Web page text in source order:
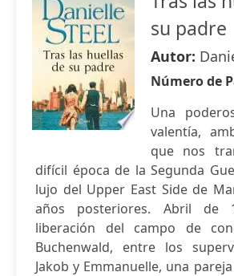
su padre
Autor:
Número de
Una
valentía,
que nos
difícil época de la Segunda
lujo del Upper East Side de
años posteriores. Abril de
liberación del campo de
Buchenwald, entre los
Jakob y Emmanuelle, una